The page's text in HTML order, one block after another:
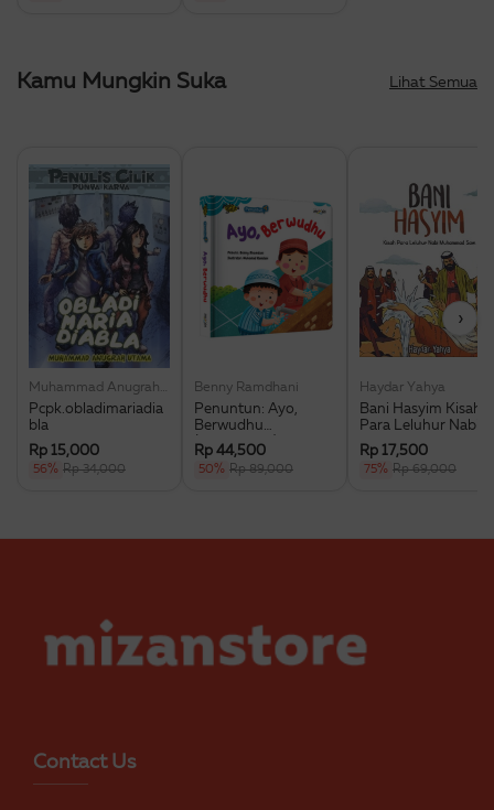
Kamu Mungkin Suka Lihat Semua
Muhammad Anugrah Utama
Pcpk.obladimariadia
bla
Rp 15,000
56% Rp 34,000
Benny Ramdhani
Penuntun: Ayo,
Berwudhu
(Boardbook)
Rp 44,500
50% Rp 89,000
Haydar Yahya
Bani Hasyim Kisah
Para Leluhur Nabi
Muhammad Saw.
Rp 17,500
75% Rp 69,000
›
Contact Us